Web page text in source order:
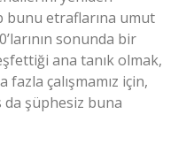
bunu etraflarına umut
sonunda bir
ana tanık olmak,
çalışmamız için,
şüphesiz buna